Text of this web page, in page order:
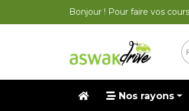
Bonjour ! Pour faire vos
Nos rayons